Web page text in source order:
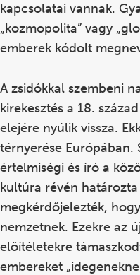
kapcsolatai vannak.
„kozmopolita” vagy
emberek kódolt
A zsidókkal szembeni
kirekesztés a 18.
elejére nyúlik vissza.
térnyerése Európában.
értelmiségi és író a
kultúra révén
megkérdőjelezték,
nemzetnek. Ezekre az
előítéletekre
embereket